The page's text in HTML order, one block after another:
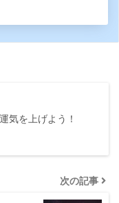
気を上げよう！
次の記事